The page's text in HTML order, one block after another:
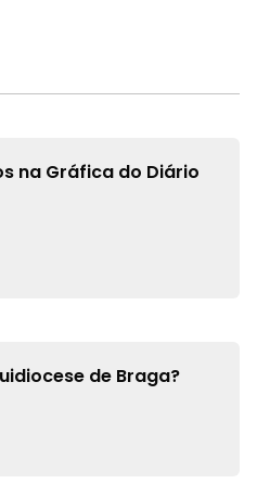
na Gráfica do Diário
de Braga?